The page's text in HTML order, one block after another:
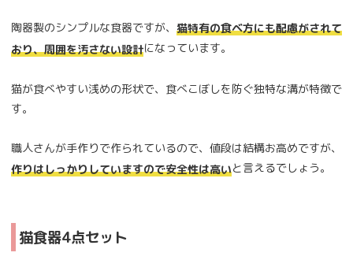
陶器製のシンプルな食器ですが、 猫特有の食ベ方にも配慮がされて
おり、周囲を汚さない設計になっています。
猫が食べやすい浅めの形状で、食べこぼしを防ぐ独特な溝が特徴で
す。
職人さんが手作りで作られているので、値段は結構お高めですが、
作りはしっかりしていますので安全性は高いと言えるでしょう。
猫食器4点セット